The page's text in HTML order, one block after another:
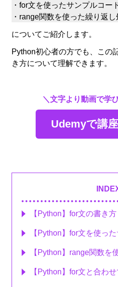
・for文を使ったサンプルコー
・range関数を使った繰り返し
についてご紹介します。
Python初心者の方でも、この
き方について理解できます。
＼文字より動画で学
Udemyで講
【Python】for文の書き方
【Python】for文を使っ
【Python】range関数を
【Python】for文と合わ